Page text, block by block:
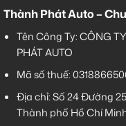
Thành Phát Auto –
Tên Công Ty: CÔNG
PHÁT AUTO
Mã số thuế:
Địa chỉ: Số 24 Đường
Thành phố Hồ Chí